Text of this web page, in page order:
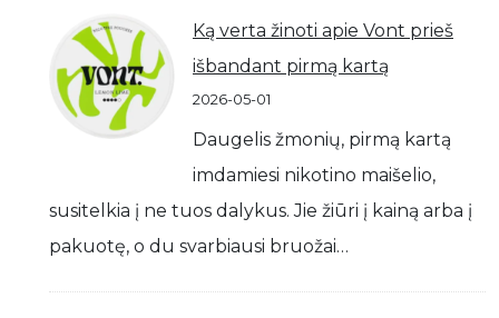
Ką verta žinoti apie Vont prieš
išbandant pirmą kartą
2026-05-01
Daugelis žmonių, pirmą kartą
imdamiesi nikotino maišelio,
susitelkia į ne tuos dalykus. Jie žiūri į kainą arba į
pakuotę, o du svarbiausi bruožai…